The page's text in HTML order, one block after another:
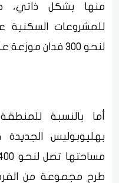
منها بشكل ذاتي،
للمشروعات السكنية
لنحو 300 فدان موزعة على 6 قطع أراضٍ.
أما بالنسبة
بهليوبوليس
طرح مجموعة من